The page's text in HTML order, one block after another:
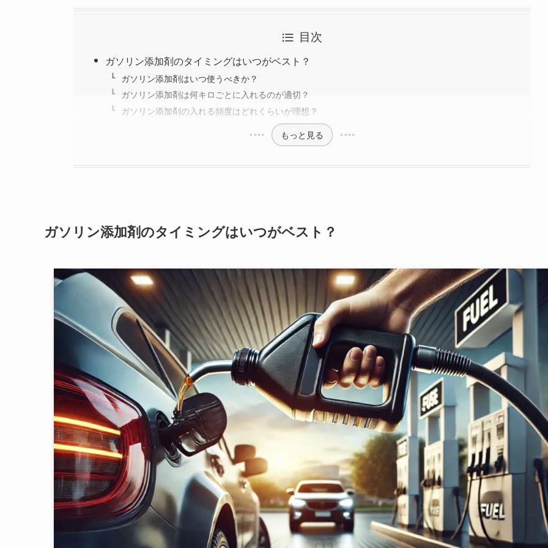
目次
ガソリン添加剤のタイミングはいつがベスト？
ガソリン添加剤はいつ使うべきか？
ガソリン添加剤は何キロごとに入れるのが適切？
ガソリン添加剤の入れる頻度はどれくらいが理想？
もっと見る
ガソリン添加剤のタイミングはいつがベスト？